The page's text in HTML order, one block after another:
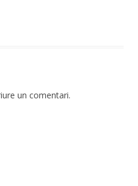
un comentari.